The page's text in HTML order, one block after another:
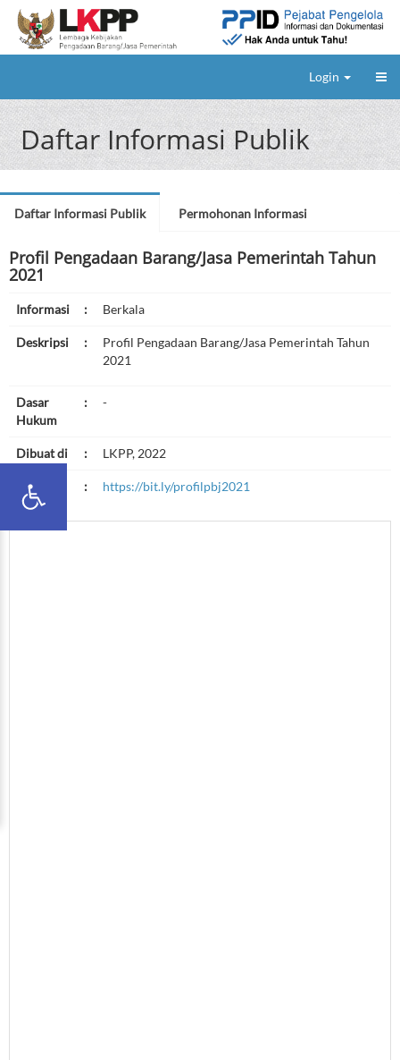
Login
Daftar Informasi Publik
Daftar Informasi Publik Permohonan Informasi
Profil Pengadaan Barang/Jasa Pemerintah Tahun
2021
Informasi : Berkala
Deskripsi :
Profil Pengadaan Barang/Jasa Pemerintah Tahun
2021
Dasar
Hukum
: -
Dibuat di : LKPP, 2022
Link : https://bit.ly/profilpbj2021